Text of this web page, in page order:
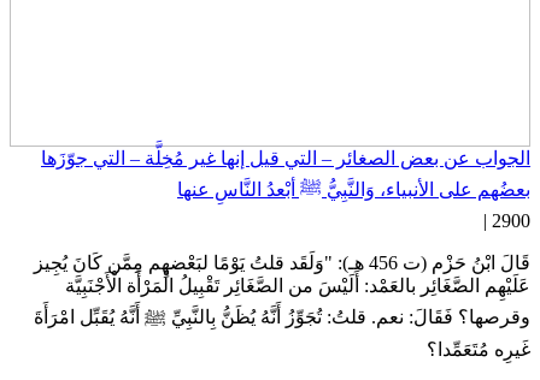
عن بعض الصغائر – التي قيل إنها غير مُخِلَّة – التي جوّزَها
على الأنبياء، وَالنَّبِيُّ ﷺ أبْعدُ النَّاسِ عنها
قَالَ ابْنُ حَزْم (ت 456 هـ): "وَلَقَد قلتُ يَوْمًا لبَعْضهِم مِمَّن كَانَ يُجِيز
الصَّغَائِر بالعَمْد: أَلَيْسَ من الصَّغَائِر تَقْبِيلُ الْمَرْأَة الْأَجْنَبِيَّة
فَقَالَ: نعم. قلتُ: تُجَوِّزُ أَنَّهُ يُظَنُّ بِالنَّبِيِّ ﷺ أَنَّهُ يُقَبِّل امْرَأَةَ
مُتَعَمِّدا؟